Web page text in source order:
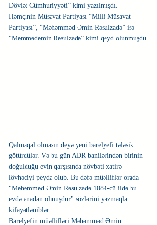
Dövlət Cümhuriyyəti” kimi yazılmışdı.
Həmçinin Müsavat Partiyası “Milli Müsavat
Partiyası”, “Məhəmməd Əmin Rəsulzadə” isə
“Məmmədəmin Rəsulzadə” kimi qeyd olunmuşdu.
Qalmaqal olmasın deyə yeni barelyefi tələsik
götürdülər. Və bu gün ADR banilərindən birinin
doğulduğu evin qarşısında növbəti xatirə
lövhəciyi peyda olub. Bu dəfə müəlliflər orada
"Məhəmməd Əmin Rəsulzadə 1884-cü ildə bu
evdə anadan olmuşdur" sözlərini yazmaqla
kifayətləniblər.
Barelyefin müəllifləri Məhəmməd Əmin